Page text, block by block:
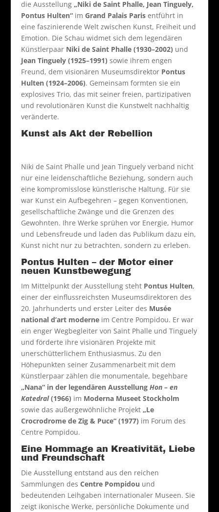
die Ausstellung „Niki de Saint Phalle, Jean Tinguely,
Pontus Hulten“im Grand Palais Parisentführt in
eine faszinierende Welt zwischen Kunst, Freiheit und
Emotion. Die Schau widmet sich dem legendären
Künstlerpaar Niki de Saint Phalle (1930–2002) und
Jean Tinguely (1925–1991) sowie ihrem engen
Freund, dem visionären Museumsdirektor Pontus
Hulten (1924–2006). Gemeinsam formten sie ein
explosives Trio, das mit seiner freien, partizipativen
und revolutionären Kunst die Kunstwelt nachhaltig
veränderte.
Kunst als Akt der Rebellion
Niki de Saint Phalle und Jean Tinguely verband nicht
nur eine leidenschaftliche Beziehung, sondern auch
eine kompromisslose künstlerische Haltung. Für sie
war Kunst ein Aufbegehren – gegen Konventionen,
gesellschaftliche Zwänge und die Grenzen des
Gewohnten. Ihre Werke sprühen vor Energie, Humor
und Lebensfreude und laden das Publikum dazu ein,
Kunst nicht nur zu betrachten, sondern zu erleben.
Pontus Hulten – der Motor einer
neuen Kunstbewegung
Im Mittelpunkt der Ausstellung steht Pontus Hulten,
einer der einflussreichsten Museumsdirektoren des
20. Jahrhunderts und erster Leiter des Musée
national d’art moderneim Centre Pompidou. Er war
ein enger Wegbegleiter von Saint Phalle und Tinguely
und förderte ihre visionären Projekte mit
unerschütterlichem Enthusiasmus. Zu den
Höhepunkten seiner Zusammenarbeit mit dem
Künstlerpaar zählen die monumentale, begehbare
„Nana“ in der legendären Ausstellung Hon – en
Katedral(1966) im Moderna Museet Stockholm
sowie das außergewöhnliche Projekt „Le
Crocrodrome de Zig & Puce“ (1977) im Forum des
Centre Pompidou.
Eine Hommage an Kreativität, Liebe
und Freundschaft
Die Ausstellung entstand aus den reichen
Sammlungen des Centre Pompidou und
bedeutenden Leihgaben internationaler Museen. Sie
zeigt ikonische Werke, persönliche Dokumente und